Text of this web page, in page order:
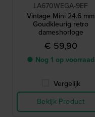
LA670WEGA-9EF
Vintage Mini 24.6 mm
Goudkleurig retro
dameshorloge
€ 59,90
● Nog 1 op voorraad
Vergelijk
Bekijk Product